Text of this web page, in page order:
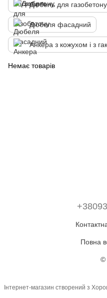
Дюбель для газобетону
Дюбеля фасадний
Анкера з кожухом і з
Немає товарів
Повна
©
Інтернет-магазин створений з